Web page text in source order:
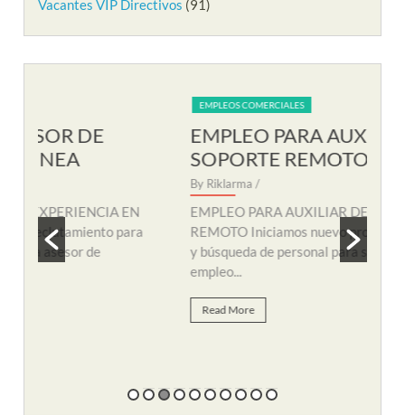
Vacantes VIP Directivos (91)
EMPLEO PARA AUXILIAR DE
SOPORTE REMOTO
EMPLEO PARA AUXILIAR DE SOPORTE
REMOTO Iniciamos nuevo proceso de consecución
y búsqueda de personal para suplir vacante de